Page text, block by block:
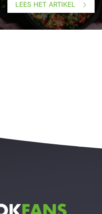
LEES HET ARTIKEL